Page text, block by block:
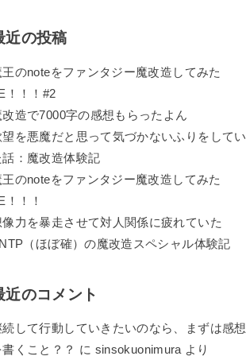
近の投稿
王のnoteをファンタジー魔改造してみた
！！！#2
改造で7000字の感想もらったよん
望を悪魔だと思って気づかないふりをしてい
話：魔改造体験記
王のnoteをファンタジー魔改造してみた
！！！
像力を暴走させて対人関係に疲れていた
（ほぼ確）の魔改造スペシャル体験記
近のコメント
続して行動していきたいのなら、まずは感想
書くこと？？
に sinsokuonimuraより